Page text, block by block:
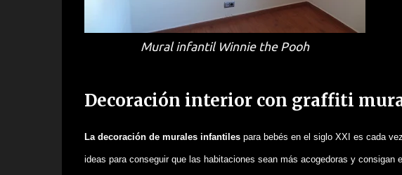
Mural infantil Winnie the Pooh
Decoración interior con graffiti
La decoración de murales infantilespara bebés en el siglo XXI es cada
ideas para conseguir que las habitaciones sean más acogedoras y consigan